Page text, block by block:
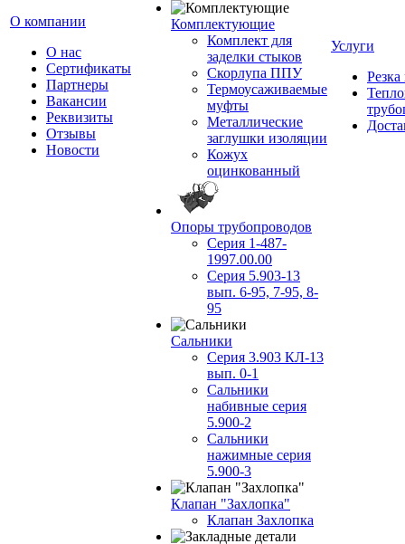
О компании
О нас
Сертификаты
Партнеры
Вакансии
Реквизиты
Отзывы
Новости
Комплектующие
Комплект для
заделки стыков
Скорлупа ППУ
Термоусаживаемые
муфты
Металлические
заглушки изоляции
Кожух
оцинкованный
Опоры трубопроводов
Серия 1-487-
1997.00.00
Серия 5.903-13
вып. 6-95, 7-95, 8-
95
Сальники
Серия 3.903 КЛ-13
вып. 0-1
Сальники
набивные серия
5.900-2
Сальники
нажимные серия
5.900-3
Клапан "Захлопка"
Клапан Захлопка
Услуги
Резка